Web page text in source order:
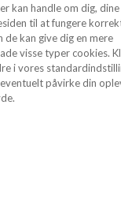
kan handle om dig, dine
til at fungere
kan give dig en mere
visse typer cookies.
i vores
påvirke din